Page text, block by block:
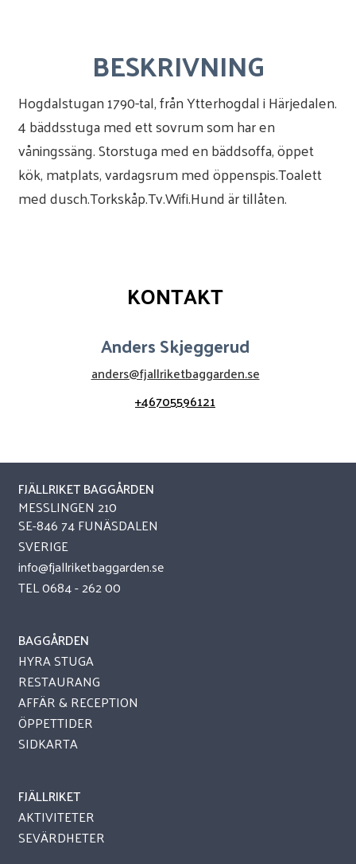
BESKRIVNING
Hogdalstugan 1790-tal, från Ytterhogdal i Härjedalen.
4 bäddsstuga med ett sovrum som har en
våningssäng. Storstuga med en bäddsoffa, öppet
kök, matplats, vardagsrum med öppenspis.Toalett
med dusch.Torkskåp.Tv.Wifi.Hund är tillåten.
KONTAKT
Anders Skjeggerud
anders@fjallriketbaggarden.se
+46705596121
FJÄLLRIKET BAGGÅRDEN
MESSLINGEN 210
SE-846 74 FUNÄSDALEN
SVERIGE
info@fjallriketbaggarden.se
TEL0684 - 262 00
BAGGÅRDEN
HYRA STUGA
RESTAURANG
AFFÄR & RECEPTION
ÖPPETTIDER
SIDKARTA
FJÄLLRIKET
AKTIVITETER
SEVÄRDHETER